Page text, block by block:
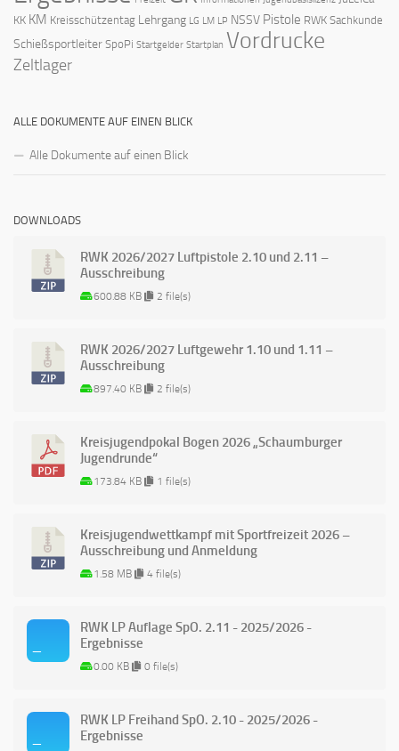
KK KM Kreisschützentag Lehrgang LG LM LP NSSV Pistole RWK Sachkunde
Schießsportleiter SpoPi Startgelder Startplan Vordrucke
Zeltlager
ALLE DOKUMENTE AUF EINEN BLICK
Alle Dokumente auf einen Blick
DOWNLOADS
RWK 2026/2027 Luftpistole 2.10 und 2.11 –
Ausschreibung
600.88 KB 2 file(s)
RWK 2026/2027 Luftgewehr 1.10 und 1.11 –
Ausschreibung
897.40 KB 2 file(s)
Kreisjugendpokal Bogen 2026 „Schaumburger
Jugendrunde“
173.84 KB 1 file(s)
Kreisjugendwettkampf mit Sportfreizeit 2026 –
Ausschreibung und Anmeldung
1.58 MB 4 file(s)
RWK LP Auflage SpO. 2.11 - 2025/2026 -
Ergebnisse
0.00 KB 0 file(s)
RWK LP Freihand SpO. 2.10 - 2025/2026 -
Ergebnisse